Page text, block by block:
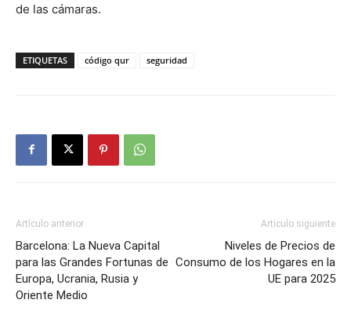
de las cámaras.
ETIQUETAS código qur seguridad
Artículo anterior
Barcelona: La Nueva Capital
para las Grandes Fortunas de
Europa, Ucrania, Rusia y
Oriente Medio
Artículo siguiente
Niveles de Precios de
Consumo de los Hogares en la
UE para 2025